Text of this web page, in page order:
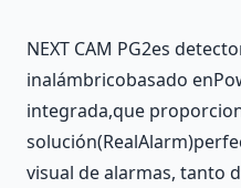
NEXT CAM PG2es
inalámbricobasado
integrada,que
visual de alarmas, tanto